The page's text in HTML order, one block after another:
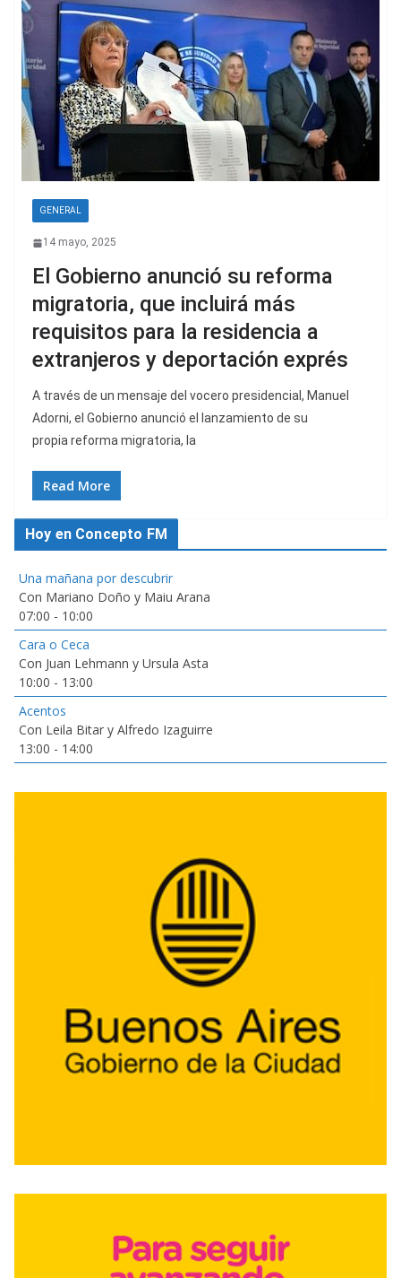
GENERAL
14 mayo, 2025
El Gobierno anunció su reforma
migratoria, que incluirá más
requisitos para la residencia a
extranjeros y deportación exprés
A través de un mensaje del vocero presidencial, Manuel
Adorni, el Gobierno anunció el lanzamiento de su
propia reforma migratoria, la
Read More
Hoy en Concepto FM
Una mañana por descubrir
Con Mariano Doño y Maiu Arana
07:00 - 10:00
Cara o Ceca
Con Juan Lehmann y Ursula Asta
10:00 - 13:00
Acentos
Con Leila Bitar y Alfredo Izaguirre
13:00 - 14:00